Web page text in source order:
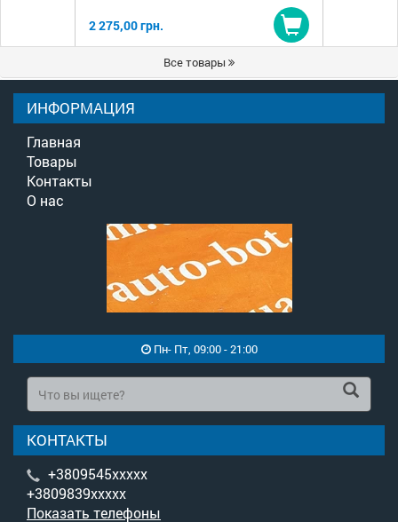
2 275,00 грн.
Купить
Все товары
ИНФОРМАЦИЯ
Главная
Товары
Контакты
О нас
Пн- Пт, 09:00 - 21:00
КОНТАКТЫ
+3809545xxxxx
+3809839xxxxx
Показать телефоны